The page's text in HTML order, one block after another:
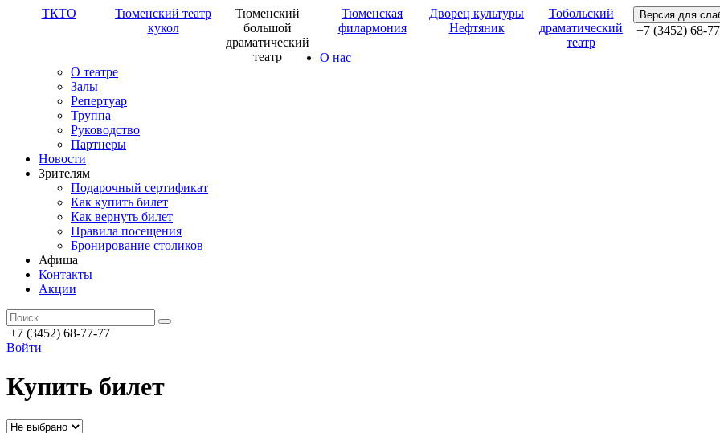
ТКТО
Тюменский театр
кукол
Тюменский
большой
драматический
театр
Тюменская
филармония
Дворец культуры
Нефтяник
Тобольский
драматический
театр
Версия для
+7 (3452) 68-
О нас
О театре
Залы
Репертуар
Труппа
Руководство
Партнеры
Новости
Зрителям
Подарочный сертификат
Как купить билет
Как вернуть билет
Правила посещения
Бронирование столиков
Афиша
Контакты
Акции
+7 (3452) 68-77-77
Войти
Купить билет